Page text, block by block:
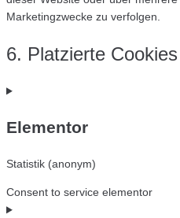
Marketingzwecke zu verfolgen.
6. Platzierte Cookies
Elementor
Statistik (anonym)
Consent to service elementor